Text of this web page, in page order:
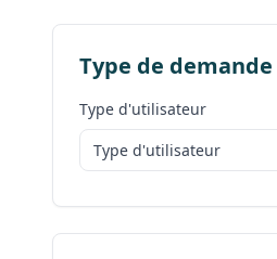
Type de demande
Type d'utilisateur